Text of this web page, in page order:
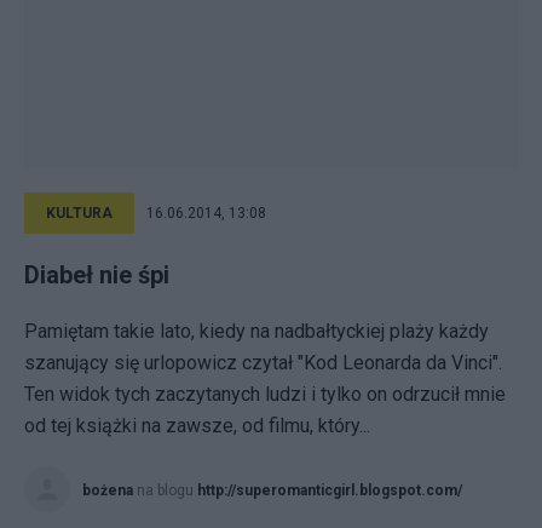
KULTURA 16.06.2014, 13:08
Diabeł nie śpi
Pamiętam takie lato, kiedy na nadbałtyckiej plaży każdy
szanujący się urlopowicz czytał "Kod Leonarda da Vinci".
Ten widok tych zaczytanych ludzi i tylko on odrzucił mnie
od tej książki na zawsze, od filmu, który...
bożena na blogu http://superomanticgirl.blogspot.com/